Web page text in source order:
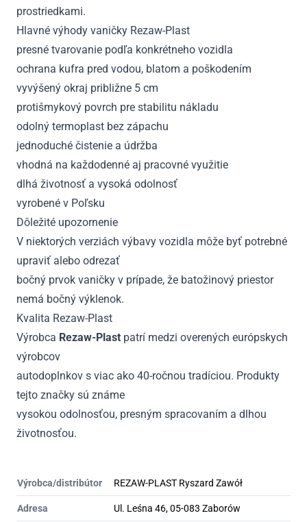
prostriedkami.
Hlavné výhody vaničky Rezaw-Plast
presné tvarovanie podľa konkrétneho vozidla
ochrana kufra pred vodou, blatom a poškodením
vyvýšený okraj približne 5 cm
protišmykový povrch pre stabilitu nákladu
odolný termoplast bez zápachu
jednoduché čistenie a údržba
vhodná na každodenné aj pracovné využitie
dlhá životnosť a vysoká odolnosť
vyrobené v Poľsku
Dôležité upozornenie
V niektorých verziách výbavy vozidla môže byť potrebné
upraviť alebo odrezať
bočný prvok vaničky v prípade, že batožinový priestor
nemá bočný výklenok.
Kvalita Rezaw-Plast
Výrobca Rezaw-Plast patrí medzi overených európskych
výrobcov
autodoplnkov s viac ako 40-ročnou tradíciou. Produkty
tejto značky sú známe
vysokou odolnosťou, presným spracovaním a dlhou
životnosťou.
Výrobca/distribútor REZAW-PLAST Ryszard Zawół
Adresa Ul. Leśna 46, 05-083 Zaborów